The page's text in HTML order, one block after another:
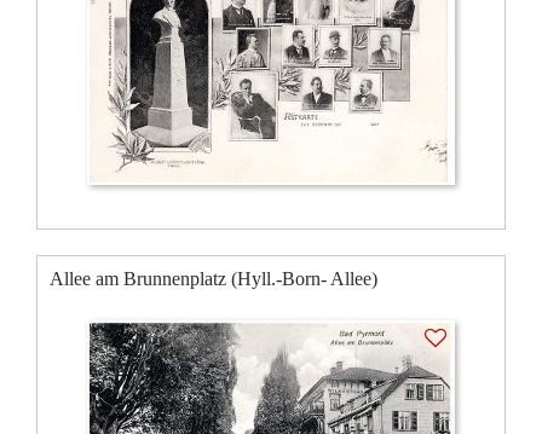
Allee am Brunnenplatz (Hyll.-Born- Allee)